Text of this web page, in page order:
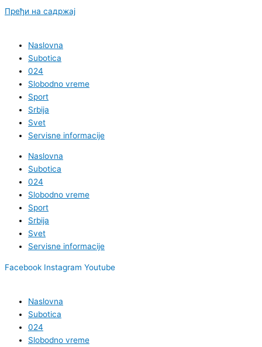
Пређи на садржај
Naslovna
Subotica
024
Slobodno vreme
Sport
Srbija
Svet
Servisne informacije
Naslovna
Subotica
024
Slobodno vreme
Sport
Srbija
Svet
Servisne informacije
Facebook Instagram Youtube
Naslovna
Subotica
024
Slobodno vreme